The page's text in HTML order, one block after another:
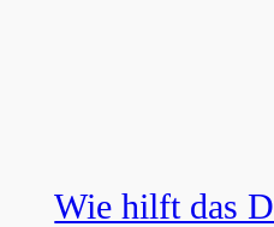
Wie hilft das